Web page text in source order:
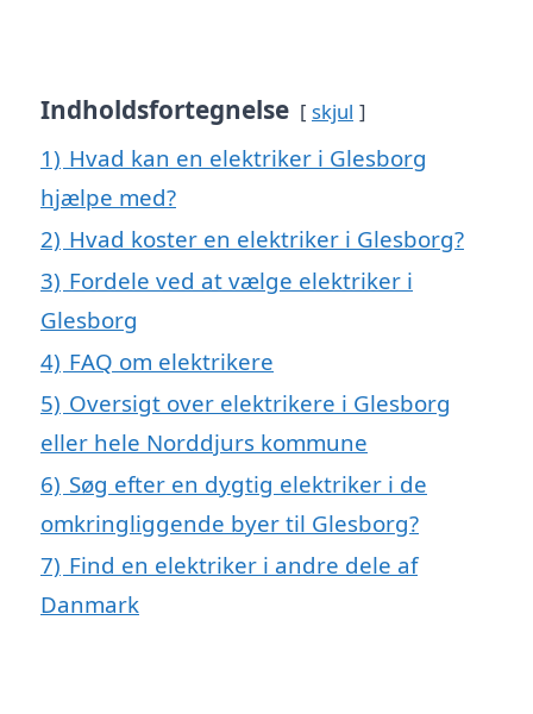
Indholdsfortegnelse skjul
1) Hvad kan en elektriker i Glesborg
hjælpe med?
2) Hvad koster en elektriker i Glesborg?
3) Fordele ved at vælge elektriker i
Glesborg
4) FAQ om elektrikere
5) Oversigt over elektrikere i Glesborg
eller hele Norddjurs kommune
6) Søg efter en dygtig elektriker i de
omkringliggende byer til Glesborg?
7) Find en elektriker i andre dele af
Danmark